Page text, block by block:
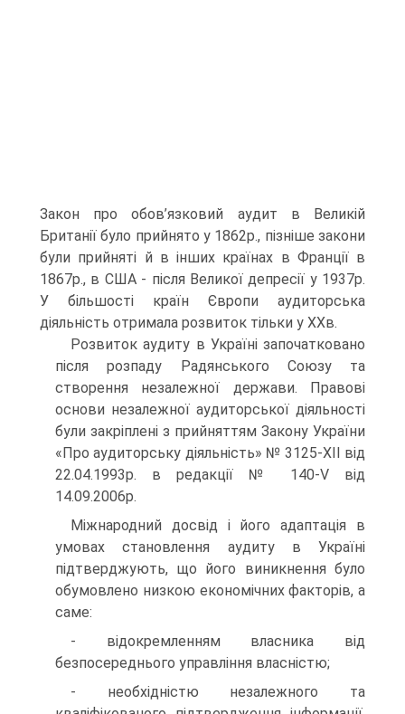
Закон про обов’язковий аудит в Великій
Британії було прийнято у 1862р., пізніше закони
були прийняті й в інших країнах в Франції в
1867р., в США - після Великої депресії у 1937р.
У більшості країн Європи аудиторська
діяльність отримала розвиток тільки у ХХв.
Розвиток аудиту в Україні започатковано
після розпаду Радянського Союзу та
створення незалежної держави. Правові
основи незалежної аудиторської діяльності
були закріплені з прийняттям Закону України
«Про аудиторську діяльність» № 3125-ХІІ від
22.04.1993р. в редакції № 140-V від
14.09.2006р.
Міжнародний досвід і його адаптація в
умовах становлення аудиту в Україні
підтверджують, що його виникнення було
обумовлено низкою економічних факторів, а
саме:
- відокремленням власника від
безпосереднього управління власністю;
- необхідністю незалежного та